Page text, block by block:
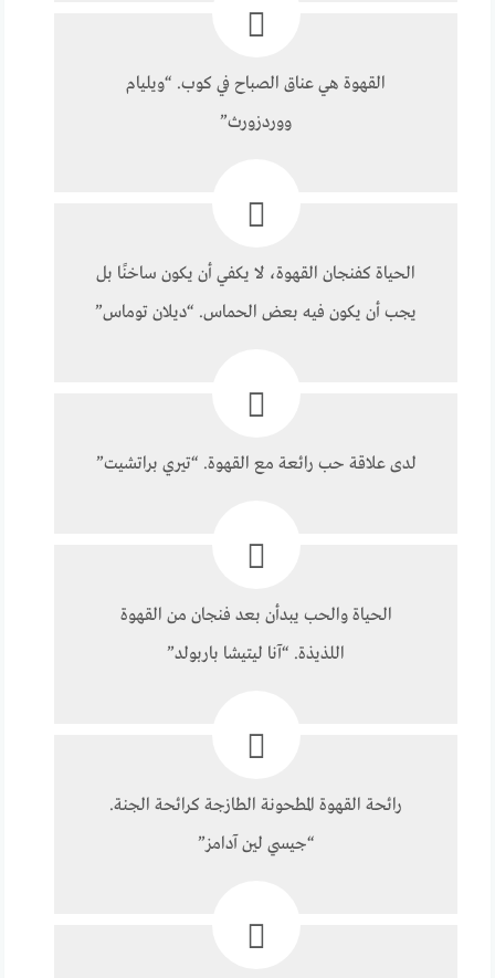
القهوة هي عناق الصباح في كوب. “ويليام
ووردزورث”
الحياة كفنجان القهوة، لا يكفي أن يكون ساخنًا بل
يجب أن يكون فيه بعض الحماس. “ديلان توماس”
لدى علاقة حب رائعة مع القهوة. “تيري براتشيت”
الحياة والحب يبدأن بعد فنجان من القهوة
اللذيذة. “آنا ليتيشا باربولد”
رائحة القهوة المطحونة الطازجة كرائحة الجنة.
“جيسي لين آدامز”